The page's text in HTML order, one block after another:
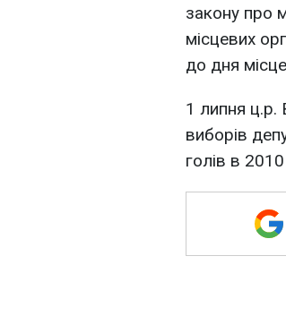
закону про
місцевих
до дня
1 липня ц.р.
виборів
голів в